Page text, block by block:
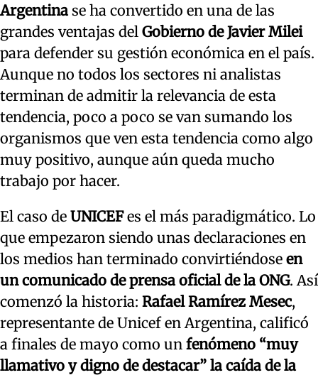
Argentina se ha convertido en una de las
grandes ventajas del Gobierno de Javier Milei
para defender su gestión económica en el país.
Aunque no todos los sectores ni analistas
terminan de admitir la relevancia de esta
tendencia, poco a poco se van sumando los
organismos que ven esta tendencia como algo
muy positivo, aunque aún queda mucho
trabajo por hacer.
El caso de UNICEFes el más paradigmático. Lo
que empezaron siendo unas declaraciones en
los medios han terminado convirtiéndose en
un comunicado de prensa oficial de la ONG. Así
comenzó la historia: Rafael Ramírez Mesec,
representante de Unicef en Argentina, calificó
a finales de mayo como un fenómeno “muy
llamativo y digno de destacar” la caída de la